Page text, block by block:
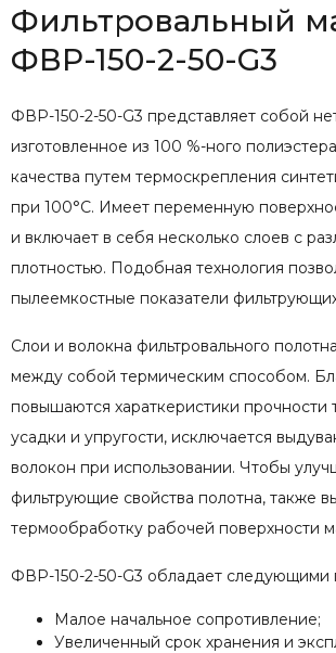
Фильтровальный
ФВР-150-2-50-G3
ФВР-150-2-50-G3 представляет собой
изготовленное из 100 %-ного
качества путем термоскрепления
при 100°С. Имеет переменную
и включает в себя несколько слоев с
плотностью. Подобная технология
пылеемкостные показатели
Слои и волокна фильтровального
между собой термическим способом.
повышаются хараткеристики прочности
усадки и упругости, исключается
волокон при использовании. Чтобы
фильтрующие свойства полотна, также
термообработку рабочей поверхности
ФВР-150-2-50-G3 обладает следующими
Малое начальное сопротивление;
Увеличенный срок хранения и